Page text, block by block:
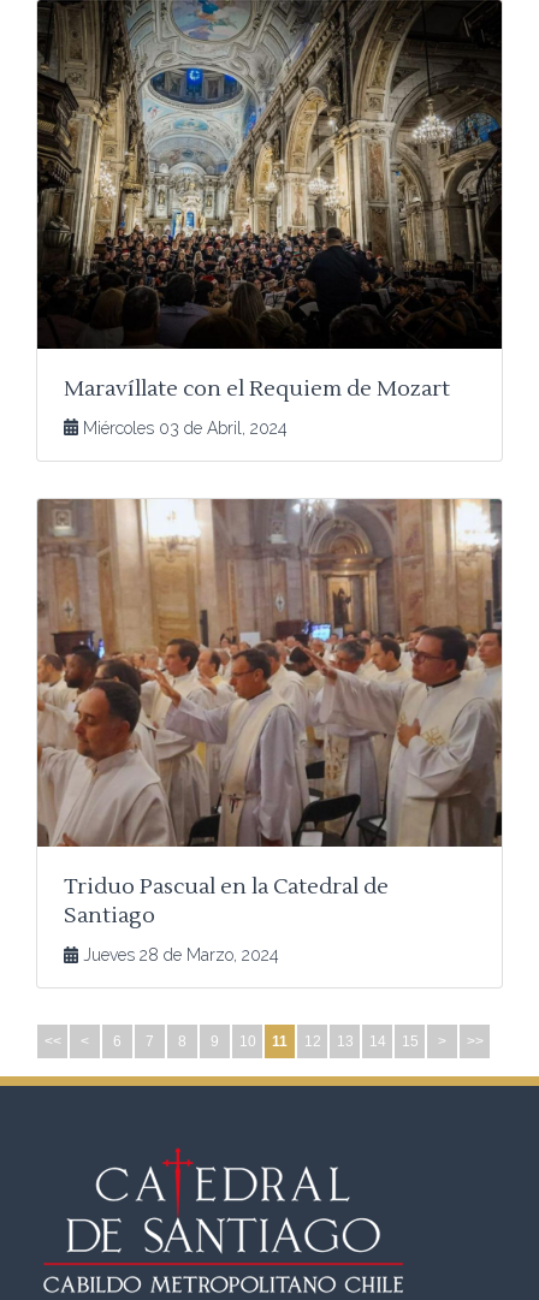
Maravíllate con el Requiem de Mozart
Miércoles 03 de Abril, 2024
Triduo Pascual en la Catedral de
Santiago
Jueves 28 de Marzo, 2024
<< < 6 7 8 9 10 11 12 13 14 15 > >>